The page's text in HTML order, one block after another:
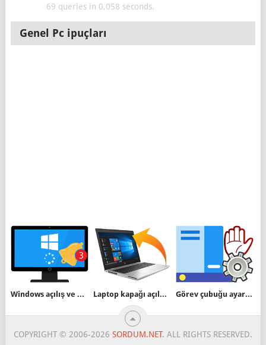
69 queries in 0,058 seconds.
Genel Pc ipuçları
Windows açılış ve kapanışlarda durum mesajı göstersin Laptop kapağı açıldığında bilgisayar Uyansın/Uyanmasın Görev çubuğu ayarlarına erişimi engelleyin
COPYRIGHT © 2006-2026 SORDUM.NET. ALL RIGHTS RESERVED.